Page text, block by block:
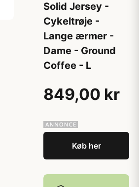
Solid Jersey -
Cykeltrøje -
Lange ærmer -
Dame - Ground
Coffee - L
849,00 kr
Køb her